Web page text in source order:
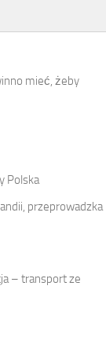
mieć, żeby
Polska
przeprowadzka
– transport ze